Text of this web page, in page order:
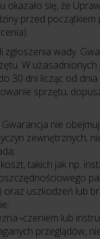
się, że
przed początkiem
wady.
W uzasadnionych
30 dni licząc od
sprzętu,
nie
zewnętrznych,
takich jak np.
uszkodzeń lub
lub
przeglądów,